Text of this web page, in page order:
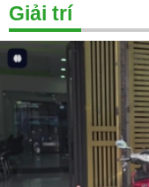
Giải trí